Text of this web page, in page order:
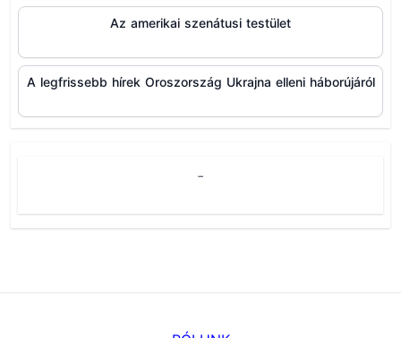
Az amerikai szenátusi testület
A legfrissebb hírek Oroszország Ukrajna elleni háborújáról
-